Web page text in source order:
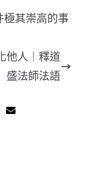
極其崇高的事
他人｜釋道
盛法師法語